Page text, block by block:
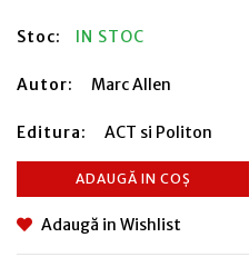
Stoc: IN STOC
Autor: Marc Allen
Editura: ACT si Politon
ADAUGĂ IN COȘ
Adaugă in Wishlist